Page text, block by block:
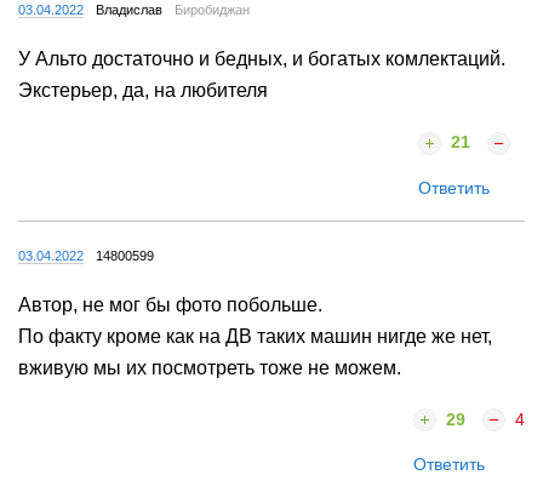
03.04.2022 Владислав Биробиджан
У Альто достаточно и бедных, и богатых комлектаций.
Экстерьер, да, на любителя
21
Ответить
03.04.2022 14800599
Автор, не мог бы фото побольше.
По факту кроме как на ДВ таких машин нигде же нет,
вживую мы их посмотреть тоже не можем.
29 4
Ответить